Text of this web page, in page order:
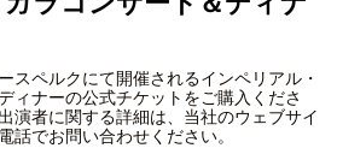
スペルクにて開催されるインペリアル・
ィナーの公式チケットをご購入くださ
演者に関する詳細は、当社のウェブサイ
話でお問い合わせください。